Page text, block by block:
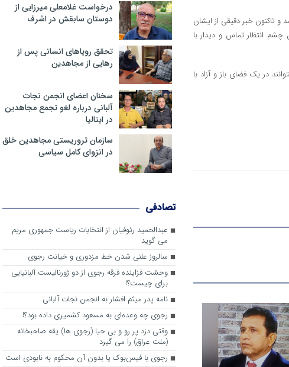
و تاکنون خبر دقیقی از ایشان
انتظار تماس و دیدار با
در یک فضای باز و آزاد با
درخواست غلامعلی میرزایی از
دوستان سابقش در اشرف
تحقق رویاهای انسانی پس از
رهایی از مجاهدین
سخنان اعضای انجمن نجات
آلبانی درباره لغو تجمع مجاهدین
در ایتالیا
سازمان تروریستی مجاهدین خلق
در انزوای کامل سیاسی
تصادفی
عبدالحمید رئوفیان از انتخابات ریاست جمهوری مریم
می گوید
سالروز علنی شدن خط مزدوری و خیانت رجوی
وحشت فزاینده فرقه رجوی از دو ژورنالیست آلبانیایی
برای چیست؟!
نامه پدر میثم افشار به انجمن نجات آلبانی
رجوی چه وعده‌ای به مسعود کشمیری داده بود؟!
وقتی دزد پر رو و بی حیا (رجوی ها) یقه صاحبخانه
(ملت عراق) را می گیرد
رجوی با فیس‌بوک یا بدون آن محکوم به نابودی است